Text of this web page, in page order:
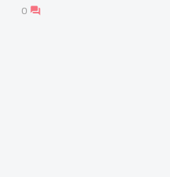
0